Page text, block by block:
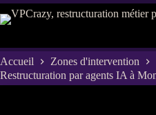
Passer
au
Accueil
Zones d'intervention
Restructuration par agents IA à